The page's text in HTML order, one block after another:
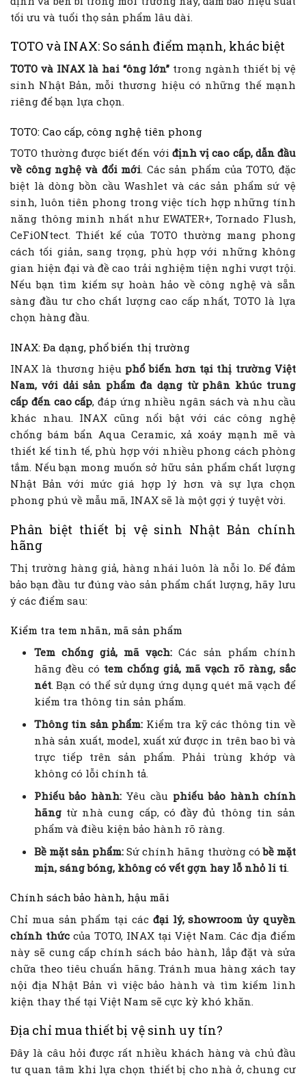
tối ưu và tuổi thọ sản phẩm lâu dài.
TOTO và INAX: So sánh điểm mạnh, khác biệt
TOTO và INAX là hai “ông lớn” trong ngành thiết bị vệ
sinh Nhật Bản, mỗi thương hiệu có những thế mạnh
riêng để bạn lựa chọn.
TOTO: Cao cấp, công nghệ tiên phong
TOTO thường được biết đến vớiđịnh vị cao cấp, dẫn đầu
về công nghệ và đổi mới. Các sản phẩm của TOTO, đặc
biệt là dòng bồn cầu Washlet và các sản phẩm sứ vệ
sinh, luôn tiên phong trong việc tích hợp những tính
năng thông minh nhất như EWATER+, Tornado Flush,
CeFiONtect. Thiết kế của TOTO thường mang phong
cách tối giản, sang trọng, phù hợp với những không
gian hiện đại và đề cao trải nghiệm tiện nghi vượt trội.
Nếu bạn tìm kiếm sự hoàn hảo về công nghệ và sẵn
sàng đầu tư cho chất lượng cao cấp nhất, TOTO là lựa
chọn hàng đầu.
INAX: Đa dạng, phổ biến thị trường
INAX là thương hiệu phổ biến hơn tại thị trường Việt
Nam, với dải sản phẩm đa dạng từ phân khúc trung
cấp đến cao cấp, đáp ứng nhiều ngân sách và nhu cầu
khác nhau. INAX cũng nổi bật với các công nghệ
chống bám bẩn Aqua Ceramic, xả xoáy mạnh mẽ và
thiết kế tinh tế, phù hợp với nhiều phong cách phòng
tắm. Nếu bạn mong muốn sở hữu sản phẩm chất lượng
Nhật Bản với mức giá hợp lý hơn và sự lựa chọn
phong phú về mẫu mã, INAX sẽ là một gợi ý tuyệt vời.
Phân biệt thiết bị vệ sinh Nhật Bản chính
hãng
Thị trường hàng giả, hàng nhái luôn là nỗi lo. Để đảm
bảo bạn đầu tư đúng vào sản phẩm chất lượng, hãy lưu
ý các điểm sau:
Kiểm tra tem nhãn, mã sản phẩm
Tem chống giả, mã vạch: Các sản phẩm chính
hãng đều có tem chống giả, mã vạch rõ ràng, sắc
nét. Bạn có thể sử dụng ứng dụng quét mã vạch để
kiểm tra thông tin sản phẩm.
Thông tin sản phẩm: Kiểm tra kỹ các thông tin về
nhà sản xuất, model, xuất xứ được in trên bao bì và
trực tiếp trên sản phẩm. Phải trùng khớp và
không có lỗi chính tả.
Phiếu bảo hành: Yêu cầu phiếu bảo hành chính
hãngtừ nhà cung cấp, có đầy đủ thông tin sản
phẩm và điều kiện bảo hành rõ ràng.
Bề mặt sản phẩm:Sứ chính hãng thường cóbề mặt
mịn, sáng bóng, không có vết gợn hay lỗ nhỏ li ti.
Chính sách bảo hành, hậu mãi
Chỉ mua sản phẩm tại các đại lý, showroom ủy quyền
chính thức của TOTO, INAX tại Việt Nam. Các địa điểm
này sẽ cung cấp chính sách bảo hành, lắp đặt và sửa
chữa theo tiêu chuẩn hãng. Tránh mua hàng xách tay
nội địa Nhật Bản vì việc bảo hành và tìm kiếm linh
kiện thay thế tại Việt Nam sẽ cực kỳ khó khăn.
Địa chỉ mua thiết bị vệ sinh uy tín?
Đây là câu hỏi được rất nhiều khách hàng và chủ đầu
tư quan tâm khi lựa chọn thiết bị cho nhà ở, chung cư